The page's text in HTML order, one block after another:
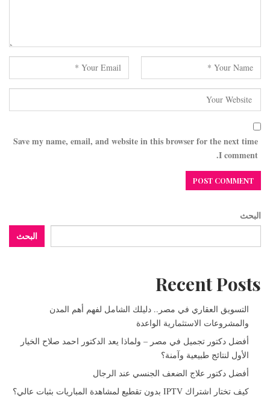
Save my name, email, and website in this browser for the next time
I comment.
البحث
البحث
Recent Posts
التسويق العقاري في مصر.. دليلك الشامل لفهم أهم المدن
والمشروعات الاستثمارية الواعدة
أفضل دكتور تجميل في مصر – ولماذا يعد الدكتور احمد صلاح الخيار
الأول لنتائج طبيعية وآمنة؟
أفضل دكتور علاج الضعف الجنسي عند الرجال
كيف تختار اشتراك IPTV بدون تقطيع لمشاهدة المباريات بثبات عالي؟